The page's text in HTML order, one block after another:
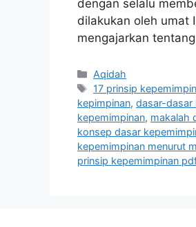
dengan selalu
dilakukan oleh umat
mengajarkan
Categories
Aqidah
Tags
17 prinsip
kepimpinan, dasar-dasar
kepemimpinan, makalah
konsep dasar
kepemimpinan menurut
prinsip kepemimpinan pdf